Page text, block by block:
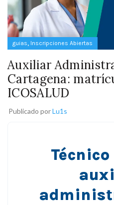
guias, Inscripciones Abiertas
Auxiliar
Cartagena:
ICOSALUD
Publicado porLu1s